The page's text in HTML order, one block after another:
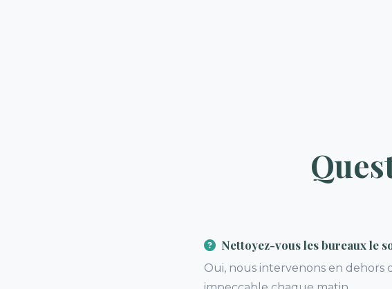
Nettoyez-vous les bureaux le
Oui, nous intervenons en